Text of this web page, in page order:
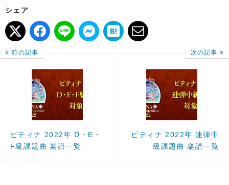
シェア
前の記事
ピティナ 2022年 D・E・
F級課題曲 楽譜一覧
次の記事
ピティナ 2022年 連弾中
級課題曲 楽譜一覧